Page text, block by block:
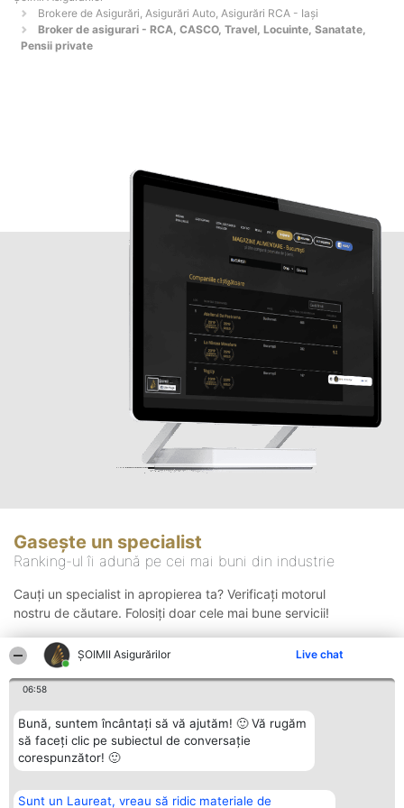
ȘOIMII Asigurărilor Live chat
06:58
Bună, suntem încântați să vă ajutăm! 🙂 Vă rugăm
să faceți clic pe subiectul de conversație
corespunzător! 🙂
Sunt un Laureat, vreau să ridic materiale de
Brokere de Asigurări, Asigurări Auto, Asigurări RCA - Iaşi
Broker de asigurari - RCA, CASCO, Travel, Locuinte, Sanatate,
Pensii private
Gasește un specialist
Ranking-ul îi adună pe cei mai buni din industrie
Cauți un specialist in apropierea ta? Verificați motorul
nostru de căutare. Folosiți doar cele mai bune servicii!
Organizator Ranking Plebiscyt Contact